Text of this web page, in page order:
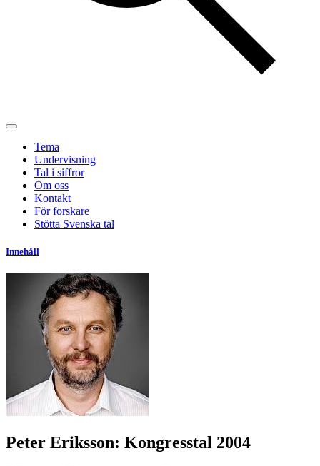
Tema
Undervisning
Tal i siffror
Om oss
Kontakt
För forskare
Stötta Svenska tal
Innehåll
Peter Eriksson: Kongresstal 2004